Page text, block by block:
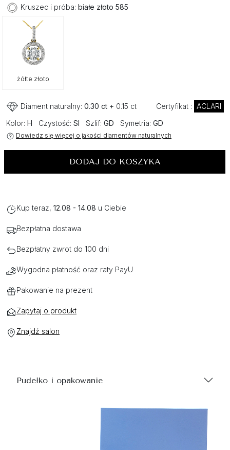
Kruszec i próba: białe złoto 585
żółte złoto
Diament naturalny: 0.30 ct + 0.15 ct Certyfikat : ACLARI
Kolor: H Czystość: SI Szlif: GD Symetria: GD
Dowiedz się więcej o jakości diamentów naturalnych
DODAJ DO KOSZYKA
Kup teraz, 12.08 - 14.08 u Ciebie
Bezpłatna dostawa
Bezpłatny zwrot do 100 dni
Wygodna płatność oraz raty PayU
Pakowanie na prezent
Zapytaj o produkt
Znajdź salon
Pudełko i opakowanie